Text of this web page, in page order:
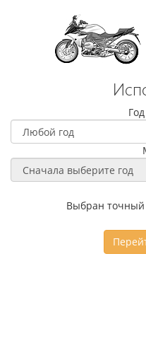
Выбран точный